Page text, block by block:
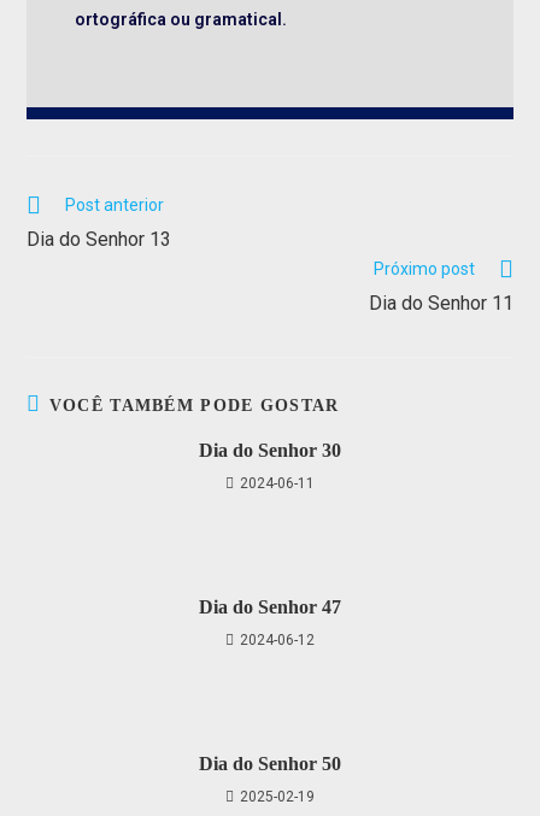
ortográfica ou gramatical.
Post anterior
Dia do Senhor 13
Próximo post
Dia do Senhor 11
VOCÊ TAMBÉM PODE GOSTAR
Dia do Senhor 30
2024-06-11
Dia do Senhor 47
2024-06-12
Dia do Senhor 50
2025-02-19